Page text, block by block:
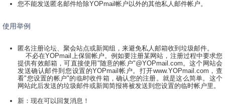
您不能发送匿名邮件给除YOPmail帐户以外的其他私人邮件帐户。
使用举例
匿名注册论坛、聚会站点或新闻组，来避免私人邮箱收到垃圾邮件。
不必在YOPmail上保留帐户。例如要注册某网站，注册过程中要求您
提供有效邮箱，可直接使用"随意的帐户"@YOPmail.com。这个网站会
发送确认邮件到您设置的YOPmail帐户。打开www.YOPmail.com，查
看"您设置的帐户"的临时收件箱，确认您的注册。就是这么简单。这个
网站此后发送的垃圾邮件或新闻简报将被发送到您设置的临时帐户里。
新：现在可以回复消息！